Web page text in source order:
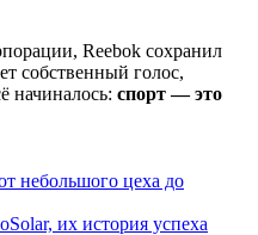
Reebok сохранил
собственный голос,
начиналось: спорт — это
небольшого цеха до
их история успеха